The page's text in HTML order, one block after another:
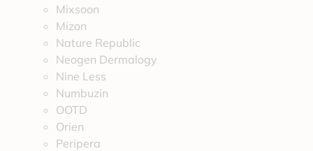
Mixsoon
Mizon
Nature Republic
Neogen Dermalogy
Nine Less
Numbuzin
OOTD
Orien
Peripera